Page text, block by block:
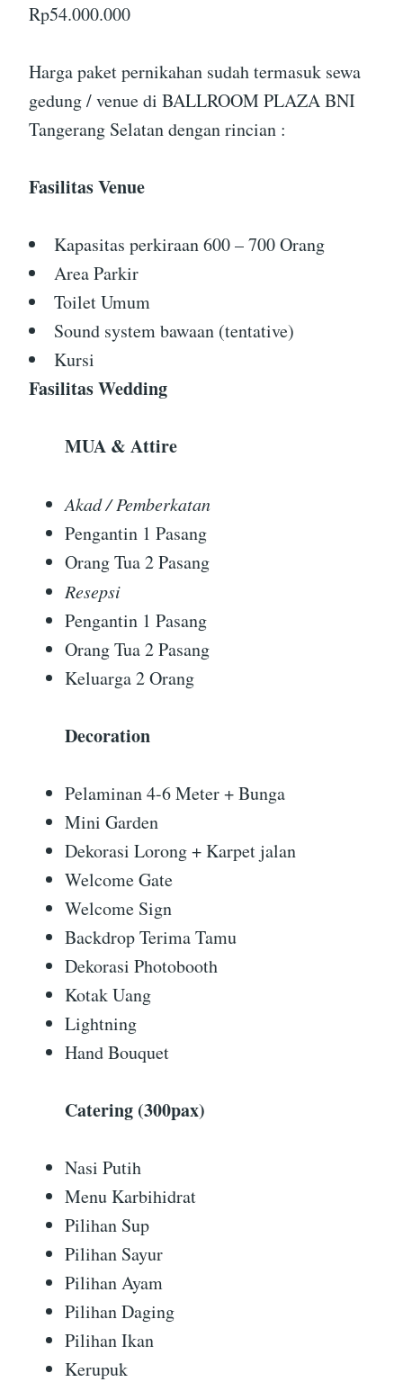
Rp54.000.000
Harga paket pernikahan sudah termasuk sewa
gedung / venue di BALLROOM PLAZA BNI
Tangerang Selatan dengan rincian :
Fasilitas Venue
Kapasitas perkiraan 600 – 700 Orang
Area Parkir
Toilet Umum
Sound system bawaan (tentative)
Kursi
Fasilitas Wedding
MUA & Attire
Akad / Pemberkatan
Pengantin 1 Pasang
Orang Tua 2 Pasang
Resepsi
Pengantin 1 Pasang
Orang Tua 2 Pasang
Keluarga 2 Orang
Decoration
Pelaminan 4-6 Meter + Bunga
Mini Garden
Dekorasi Lorong + Karpet jalan
Welcome Gate
Welcome Sign
Backdrop Terima Tamu
Dekorasi Photobooth
Kotak Uang
Lightning
Hand Bouquet
Catering (300pax)
Nasi Putih
Menu Karbihidrat
Pilihan Sup
Pilihan Sayur
Pilihan Ayam
Pilihan Daging
Pilihan Ikan
Kerupuk